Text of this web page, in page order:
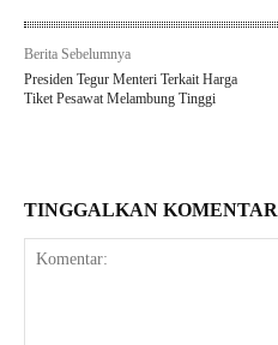
Berita Sebelumnya
Presiden Tegur Menteri Terkait Harga
Tiket Pesawat Melambung Tinggi
TINGGALKAN KOMENTAR